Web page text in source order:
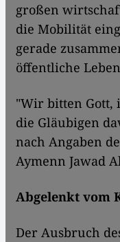
großen
die Mobilität
gerade
öffentliche
"Wir bitten Gott,
die Gläubigen
nach Angaben
Aymenn Jawad
Abgelenkt vom
Der Ausbruch